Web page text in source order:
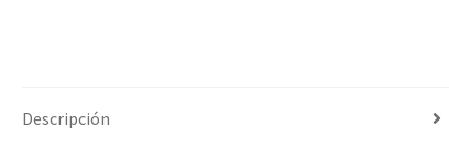
Descripción